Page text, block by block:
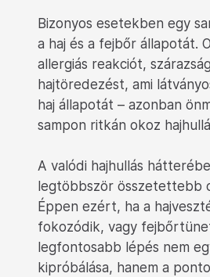
Bizonyos esetekben egy
a haj és a fejbőr állapotát.
allergiás reakciót,
hajtöredezést, ami
haj állapotát – azonban
sampon ritkán okoz
A valódi hajhullás
legtöbbször összetettebb
Éppen ezért, ha a
fokozódik, vagy
legfontosabb lépés nem
kipróbálása, hanem a